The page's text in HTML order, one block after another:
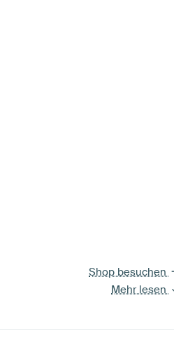
Shop besuchen
Mehr lesen